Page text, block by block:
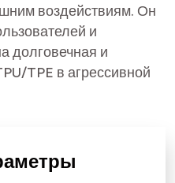
воздействиям. Он
и
долговечная и
TPE в агрессивной